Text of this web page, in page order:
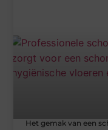
Het gemak van een